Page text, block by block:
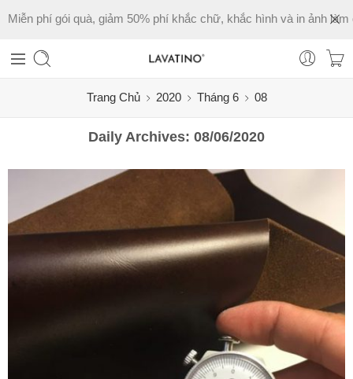
Miễn phí gói quà, giảm 50% phí khắc chữ, khắc hình và in ảnh làm
Trang Chủ 2020 Tháng 6 08
Daily Archives: 08/06/2020